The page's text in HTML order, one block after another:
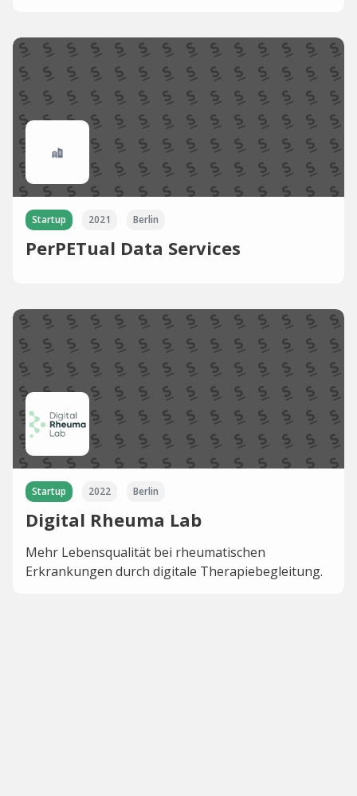
Startup 2021 Berlin
PerPETual Data Services
Startup 2022 Berlin
Digital Rheuma Lab
Mehr Lebensqualität bei rheumatischen
Erkrankungen durch digitale Therapiebegleitung.